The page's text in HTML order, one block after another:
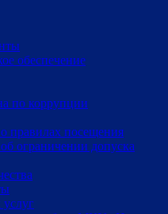
обеспечение
по коррупции
правилах посещения
ограничении допуска